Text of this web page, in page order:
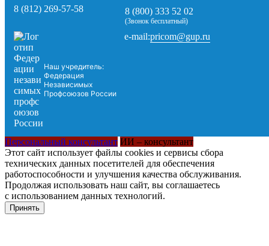
8 (812) 269-57-58
8 (800) 333 52 02
(Звонок бесплатный)
Наш учредитель:
Федерация
Независимых
Профсоюзов России
e-mail:pricom@gup.ru
Персональный консультант ИИ – консультант
Этот сайт использует файлы cookies и сервисы сбора
технических данных посетителей для обеспечения
работоспособности и улучшения качества обслуживания.
Продолжая использовать наш сайт, вы соглашаетесь
с использованием данных технологий.
Принять